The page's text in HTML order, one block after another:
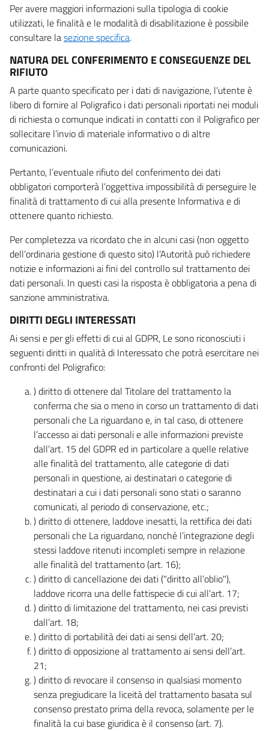
Per avere maggiori informazioni sulla tipologia di cookie
utilizzati, le finalità e le modalità di disabilitazione è possibile
consultare lasezione specifica.
NATURA DEL CONFERIMENTO E CONSEGUENZE DEL
RIFIUTO
A parte quanto specificato per i dati di navigazione, l’utente è
libero di fornire al Poligrafico i dati personali riportati nei moduli
di richiesta o comunque indicati in contatti con il Poligrafico per
sollecitare l’invio di materiale informativo o di altre
comunicazioni.
Pertanto, l’eventuale rifiuto del conferimento dei dati
obbligatori comporterà l’oggettiva impossibilità di perseguire le
finalità di trattamento di cui alla presente Informativa e di
ottenere quanto richiesto.
Per completezza va ricordato che in alcuni casi (non oggetto
dell’ordinaria gestione di questo sito) l’Autorità può richiedere
notizie e informazioni ai fini del controllo sul trattamento dei
dati personali. In questi casi la risposta è obbligatoria a pena di
sanzione amministrativa.
DIRITTI DEGLI INTERESSATI
Ai sensi e per gli effetti di cui al GDPR, Le sono riconosciuti i
seguenti diritti in qualità di Interessato che potrà esercitare nei
confronti del Poligrafico:
) diritto di ottenere dal Titolare del trattamento la
conferma che sia o meno in corso un trattamento di dati
personali che La riguardano e, in tal caso, di ottenere
l’accesso ai dati personali e alle informazioni previste
dall’art. 15 del GDPR ed in particolare a quelle relative
alle finalità del trattamento, alle categorie di dati
personali in questione, ai destinatari o categorie di
destinatari a cui i dati personali sono stati o saranno
comunicati, al periodo di conservazione, etc.;
) diritto di ottenere, laddove inesatti, la rettifica dei dati
personali che La riguardano, nonché l’integrazione degli
stessi laddove ritenuti incompleti sempre in relazione
alle finalità del trattamento (art. 16);
) diritto di cancellazione dei dati ("diritto all’oblio"),
laddove ricorra una delle fattispecie di cui all’art. 17;
) diritto di limitazione del trattamento, nei casi previsti
dall’art. 18;
) diritto di portabilità dei dati ai sensi dell’art. 20;
) diritto di opposizione al trattamento ai sensi dell’art.
21;
) diritto di revocare il consenso in qualsiasi momento
senza pregiudicare la liceità del trattamento basata sul
consenso prestato prima della revoca, solamente per le
finalità la cui base giuridica è il consenso (art. 7).